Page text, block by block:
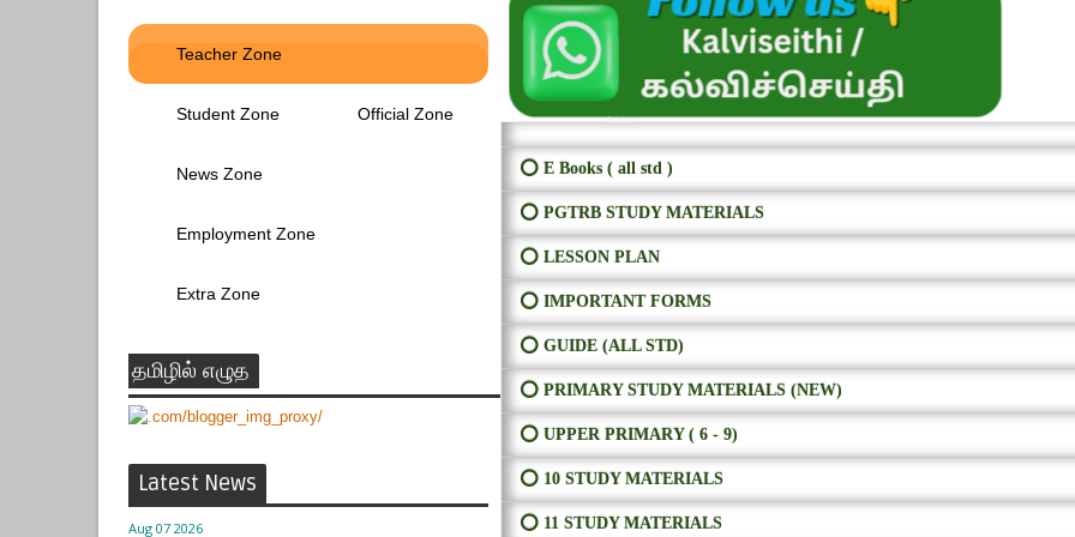
Teacher Zone
Student Zone Official Zone
News Zone
Employment Zone
Extra Zone
தமிழில் எழுத
Latest News
Aug 07 2026
⭕ E Books ( all std )
⭕ PGTRB STUDY MATERIALS
⭕ LESSON PLAN
⭕ IMPORTANT FORMS
⭕ GUIDE (ALL STD)
⭕ PRIMARY STUDY MATERIALS (NEW)
⭕ UPPER PRIMARY ( 6 - 9)
⭕ 10 STUDY MATERIALS
⭕ 11 STUDY MATERIALS